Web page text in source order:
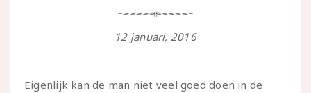
12 januari, 2016
Eigenlijk kan de man niet veel goed doen in de